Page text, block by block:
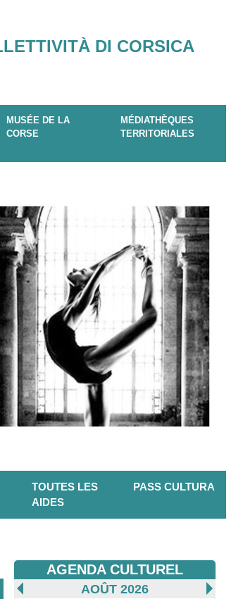
DI CORSICA
MUSÉE DE LA
CORSE
MÉDIATHÈQUES
TERRITORIALES
TOUTES LES
AIDES
PASS CULTURA
AGENDA CULTUREL
AOÛT 2026